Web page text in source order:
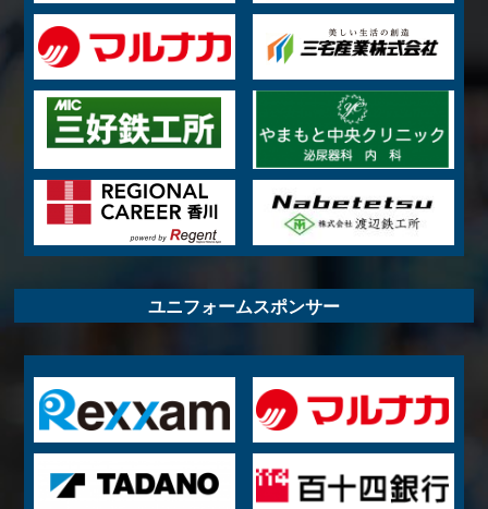
ユニフォームスポンサー